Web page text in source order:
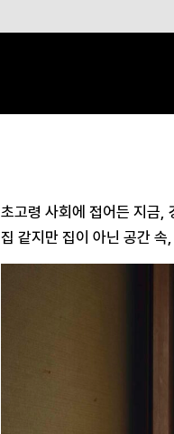
초고령 사회에 접어든 지금,
집 같지만 집이 아닌 공간